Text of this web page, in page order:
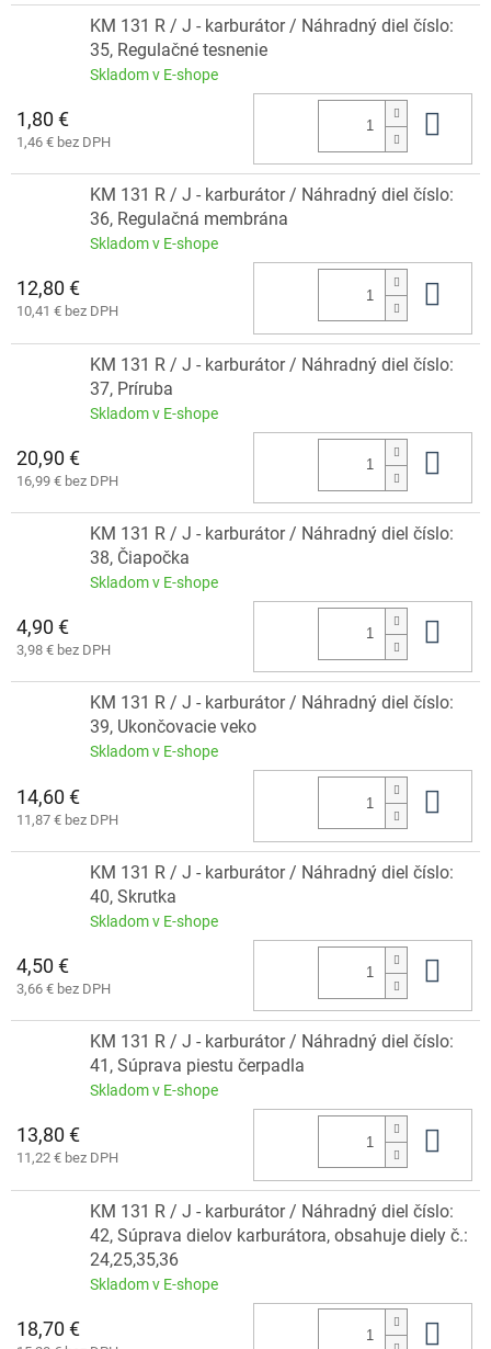
KM 131 R / J - karburátor / Náhradný diel číslo:
35, Regulačné tesnenie
Skladom v E-shope
1,80 €
1,46 € bez DPH
KM 131 R / J - karburátor / Náhradný diel číslo:
36, Regulačná membrána
Skladom v E-shope
12,80 €
10,41 € bez DPH
KM 131 R / J - karburátor / Náhradný diel číslo:
37, Príruba
Skladom v E-shope
20,90 €
16,99 € bez DPH
KM 131 R / J - karburátor / Náhradný diel číslo:
38, Čiapočka
Skladom v E-shope
4,90 €
3,98 € bez DPH
KM 131 R / J - karburátor / Náhradný diel číslo:
39, Ukončovacie veko
Skladom v E-shope
14,60 €
11,87 € bez DPH
KM 131 R / J - karburátor / Náhradný diel číslo:
40, Skrutka
Skladom v E-shope
4,50 €
3,66 € bez DPH
KM 131 R / J - karburátor / Náhradný diel číslo:
41, Súprava piestu čerpadla
Skladom v E-shope
13,80 €
11,22 € bez DPH
KM 131 R / J - karburátor / Náhradný diel číslo:
42, Súprava dielov karburátora, obsahuje diely č.:
24,25,35,36
Skladom v E-shope
18,70 €